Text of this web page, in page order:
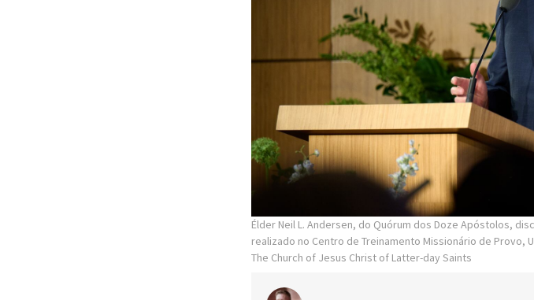
Élder Neil L. Andersen, do Quórum dos Doze Apóstolos,
realizado no Centro de Treinamento Missionário de Provo,
The Church of Jesus Christ of Latter-day Saints